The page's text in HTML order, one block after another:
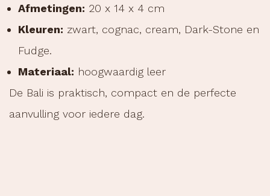
Afmetingen: 20 x 14 x 4 cm
Kleuren: zwart, cognac, cream, Dark-Stone en
Fudge.
Materiaal: hoogwaardig leer
De Bali is praktisch, compact en de perfecte
aanvulling voor iedere dag.